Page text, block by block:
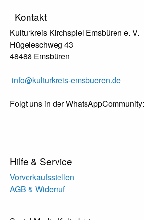
Kontakt
Kulturkreis Kirchspiel Emsbüren e. V.
Hügeleschweg 43
48488 Emsbüren
info@kulturkreis-emsbueren.de
Folgt uns in der WhatsAppCommunity:
Hilfe & Service
Vorverkaufsstellen
AGB & Widerruf